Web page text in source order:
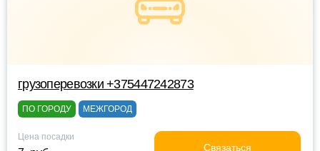
грузоперевозки +375447242873
ПО ГОРОДУ МЕЖГОРОД
Цена посадки
Связаться